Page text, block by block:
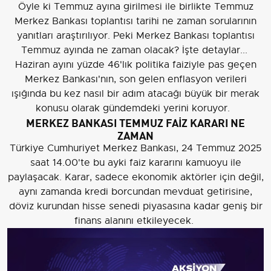
Öyle ki Temmuz ayına girilmesi ile birlikte Temmuz
Merkez Bankası toplantısı tarihi ne zaman sorularının
yanıtları araştırılıyor. Peki Merkez Bankası toplantısı
Temmuz ayında ne zaman olacak? İşte detaylar...
Haziran ayını yüzde 46'lık politika faiziyle pas geçen
Merkez Bankası'nın, son gelen enflasyon verileri
ışığında bu kez nasıl bir adım atacağı büyük bir merak
konusu olarak gündemdeki yerini koruyor.
MERKEZ BANKASI TEMMUZ FAİZ KARARI NE
ZAMAN
Türkiye Cumhuriyet Merkez Bankası, 24 Temmuz 2025
saat 14.00'te bu ayki faiz kararını kamuoyu ile
paylaşacak. Karar, sadece ekonomik aktörler için değil,
aynı zamanda kredi borcundan mevduat getirisine,
döviz kurundan hisse senedi piyasasına kadar geniş bir
finans alanını etkileyecek.